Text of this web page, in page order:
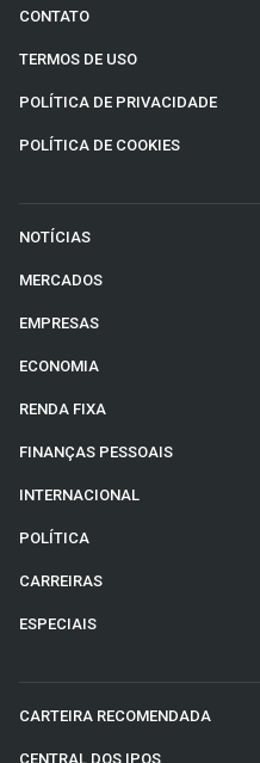
CONTATO
TERMOS DE USO
POLÍTICA DE PRIVACIDADE
POLÍTICA DE COOKIES
NOTÍCIAS
MERCADOS
EMPRESAS
ECONOMIA
RENDA FIXA
FINANÇAS PESSOAIS
INTERNACIONAL
POLÍTICA
CARREIRAS
ESPECIAIS
CARTEIRA RECOMENDADA
CENTRAL DOS IPOS